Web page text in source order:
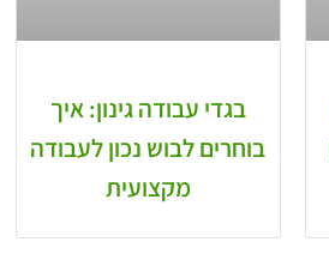
בגדי עבודה גינון: איך
בוחרים לבוש נכון לעבודה
מקצועית